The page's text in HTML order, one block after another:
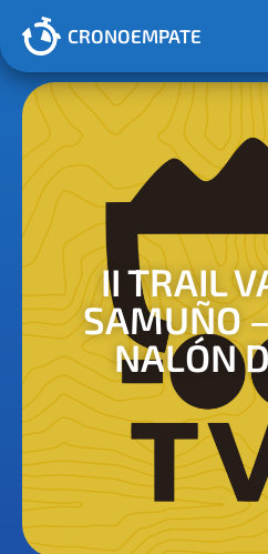
CRONOEMPATE
II TRAIL
SAMUÑO
NALÓN